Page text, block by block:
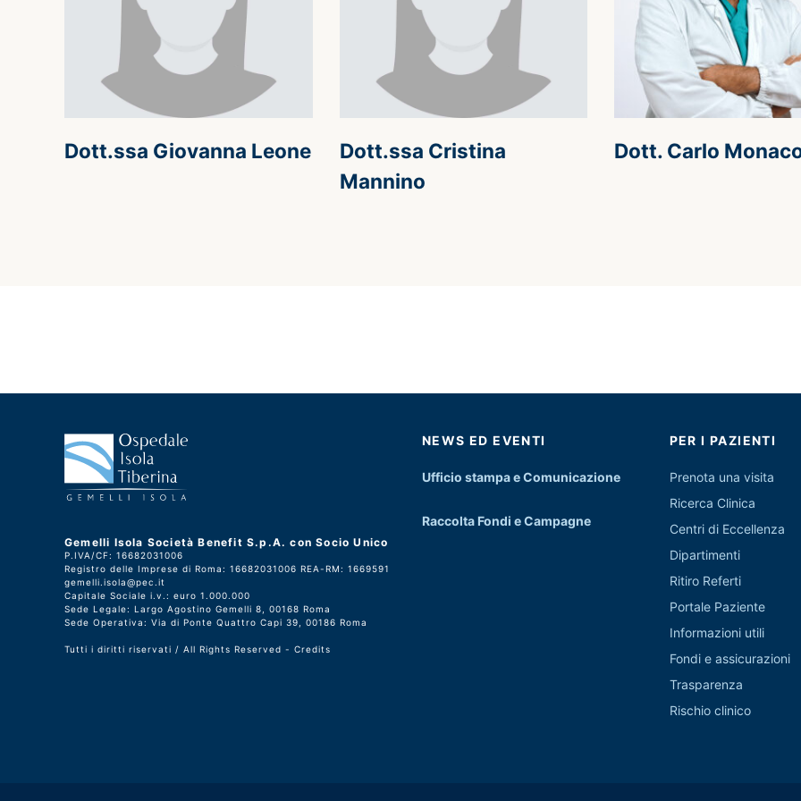
Dott.ssa Giovanna Leone
Dott.ssa Cristina
Mannino
Dott. Carlo
Gemelli Isola Società Benefit S.p.A. con Socio Unico
P.IVA/CF: 16682031006
Registro delle Imprese di Roma: 16682031006 REA-RM: 1669591
gemelli.isola@pec.it
Capitale Sociale i.v.: euro 1.000.000
Sede Legale: Largo Agostino Gemelli 8, 00168 Roma
Sede Operativa: Via di Ponte Quattro Capi 39, 00186 Roma
Tutti i diritti riservati / All Rights Reserved - Credits
NEWS ED EVENTI
Ufficio stampa e Comunicazione
Raccolta Fondi e Campagne
PER I PAZIENTI
Prenota una visita
Ricerca Clinica
Centri di Eccellenza
Dipartimenti
Ritiro Referti
Portale Paziente
Informazioni utili
Fondi e assicurazioni
Trasparenza
Rischio clinico